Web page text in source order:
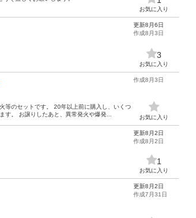
お気に入り
更新8月6日
作成8月3日
3
お気に入り
等のセットです。 20年以上前に購入し、いくつ
す。 お譲りしたあと、異常発火や爆発...
作成8月3日
お気に入り
更新8月2日
作成8月2日
1
お気に入り
更新8月2日
作成7月31日